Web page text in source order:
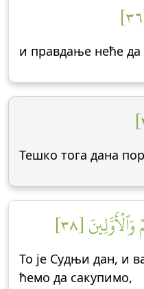
и правдање неће
Тешко тога дана
[٣٨]
То је Судњи дан, и
ћемо да сакупимо,